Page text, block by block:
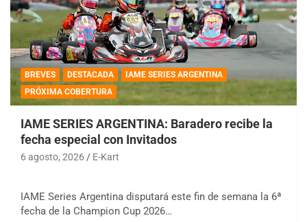
BREVES DESTACADA
IAME SERIES ARGENTINA
PRÓXIMA COBERTURA
IAME SERIES ARGENTINA: Baradero recibe la
fecha especial con Invitados
6 agosto, 2026 E-Kart
IAME Series Argentina disputará este fin de semana la 6ª
fecha de la Champion Cup 2026…